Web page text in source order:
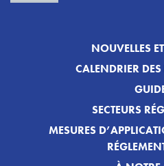
NOUVELLES
CALENDRIER
SECTEURS
MESURES